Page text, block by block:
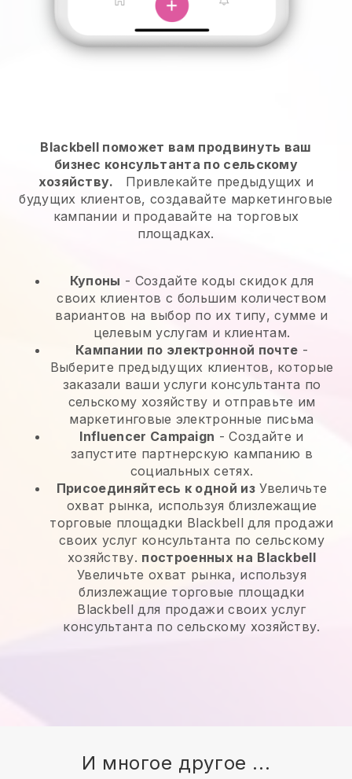
Blackbell поможет вам продвинуть ваш
бизнес консультанта по сельскому
хозяйству.
Привлекайте предыдущих и
будущих клиентов, создавайте маркетинговые
кампании и продавайте на торговых
площадках.
Купоны - Создайте коды скидок для
своих клиентов с большим количеством
вариантов на выбор по их типу, сумме и
целевым услугам и клиентам.
Кампании по электронной почте -
Выберите предыдущих клиентов, которые
заказали ваши услуги консультанта по
сельскому хозяйству и отправьте им
маркетинговые электронные письма
Influencer Campaign - Создайте и
запустите партнерскую кампанию в
социальных сетях.
Присоединяйтесь к одной из Увеличьте
охват рынка, используя близлежащие
торговые площадки Blackbell для продажи
своих услуг консультанта по сельскому
хозяйству. построенных на Blackbell
Увеличьте охват рынка, используя
близлежащие торговые площадки
Blackbell для продажи своих услуг
консультанта по сельскому хозяйству.
И многое другое ...